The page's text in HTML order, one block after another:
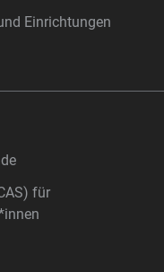
Einrichtungen
für